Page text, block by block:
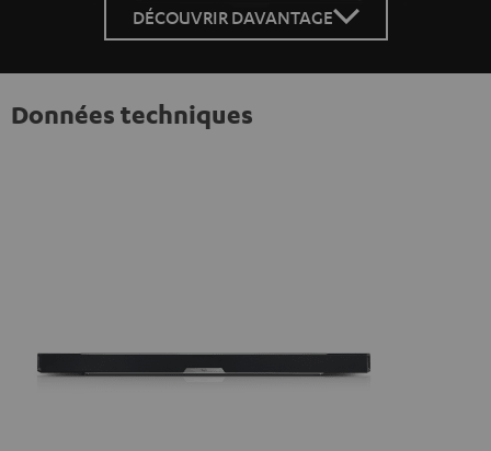
DÉCOUVRIR DAVANTAGE
Données techniques